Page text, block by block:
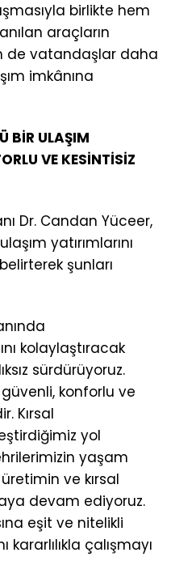
birlikte hem
araçların
de vatandaşlar daha
imkânına
BİR ULAŞIM
VE KESİNTİSİZ
Dr. Candan Yüceer,
yatırımlarını
şunları
kolaylaştıracak
sürdürüyoruz.
güvenli, konforlu ve
Kırsal
yol
yaşam
ve kırsal
devam ediyoruz.
eşit ve nitelikli
çalışmayı